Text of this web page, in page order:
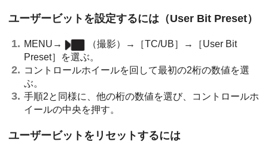
ユーザービットを設定するには（User Bit Preset）
MENU → （撮影）→ ［TC/UB］ →
［User Bit
Preset］
を選ぶ。
コントロールホイールを回して最初の2桁の数値を選
ぶ。
手順2と同様に、他の桁の数値を選び、コントロールホ
イールの中央を押す。
ユーザービットをリセットするには